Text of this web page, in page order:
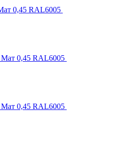
0,45 RAL6005
0,45 RAL6005
0,45 RAL6005